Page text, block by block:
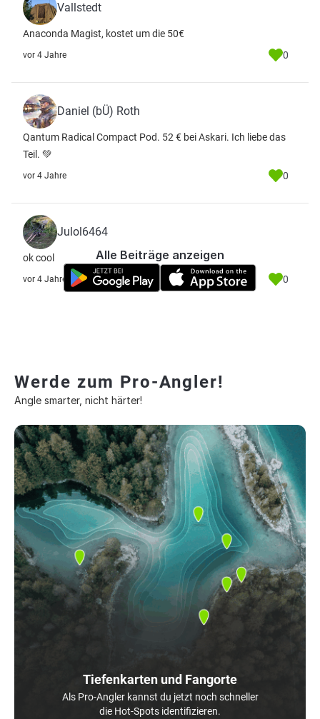
Vallstedt
Anaconda Magist, kostet um die 50€
vor 4 Jahre 0
Daniel (bÜ) Roth
Qantum Radical Compact Pod. 52 € bei Askari. Ich liebe das
Teil. 💚
vor 4 Jahre 0
Julol6464
ok cool
vor 4 Jahre 0
Alle Beiträge anzeigen
Werde zum Pro-Angler!
Angle smarter, nicht härter!
Tiefenkarten und Fangorte
Als Pro-Angler kannst du jetzt noch schneller
die Hot-Spots identifizieren.